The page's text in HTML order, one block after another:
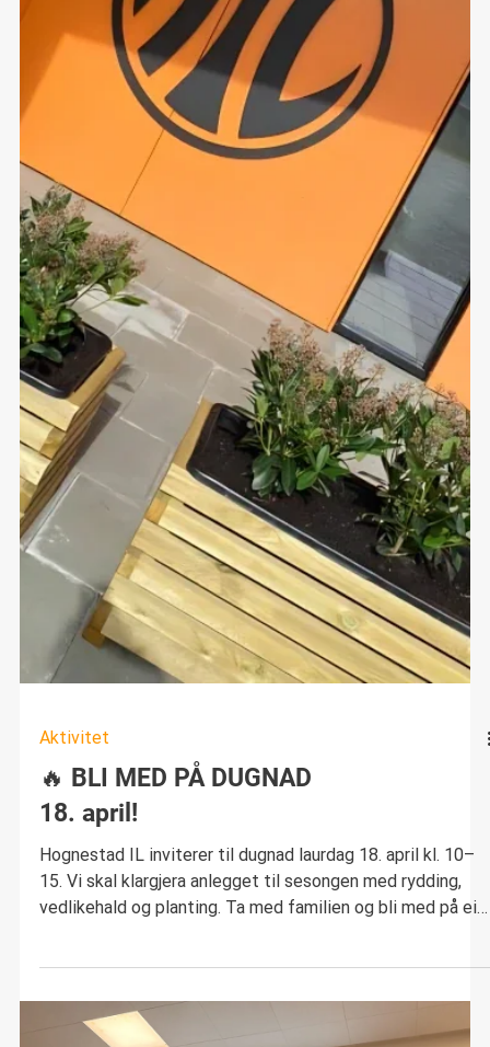
Aktivitet
🔥 BLI MED PÅ DUGNAD
18. april!
sosial og kjekk dag for bygda!